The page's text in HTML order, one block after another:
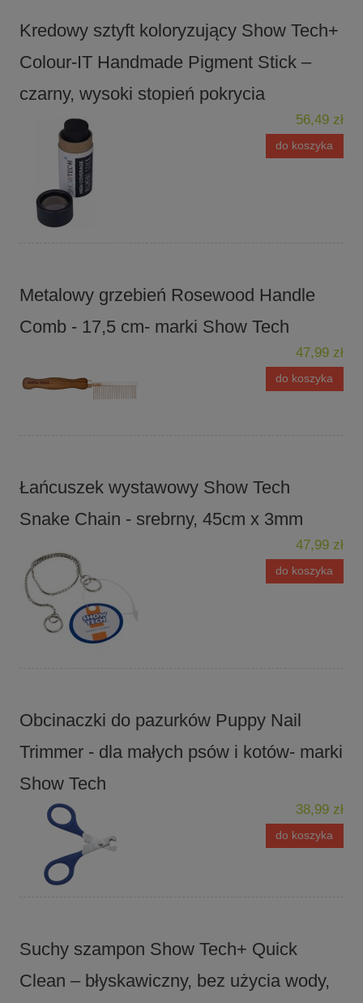
Kredowy sztyft koloryzujący Show Tech+
Colour-IT Handmade Pigment Stick –
czarny, wysoki stopień pokrycia
56,49 zł
do koszyka
Metalowy grzebień Rosewood Handle
Comb - 17,5 cm- marki Show Tech
47,99 zł
do koszyka
Łańcuszek wystawowy Show Tech
Snake Chain - srebrny, 45cm x 3mm
47,99 zł
do koszyka
Obcinaczki do pazurków Puppy Nail
Trimmer - dla małych psów i kotów- marki
Show Tech
38,99 zł
do koszyka
Suchy szampon Show Tech+ Quick
Clean – błyskawiczny, bez użycia wody,